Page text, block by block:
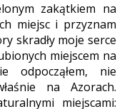
zakątkiem na
miejsc i przyznam
skradły moje serce
miejscem na
odpocząłem, nie
na Azorach.
miejscami: